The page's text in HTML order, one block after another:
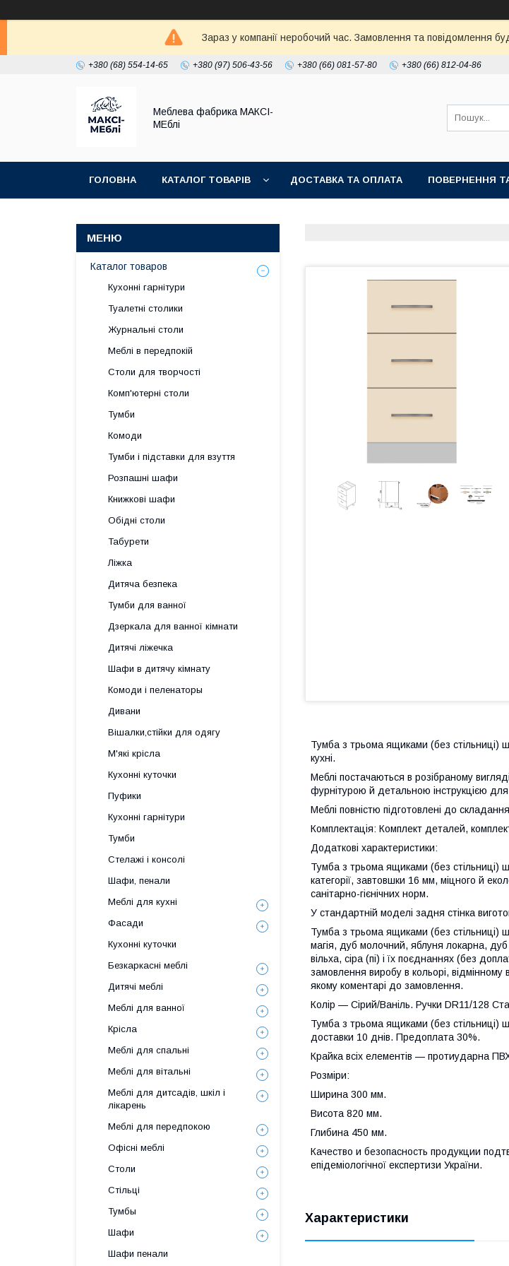
Зараз у компанії неробочий час. Замовлення та повідомлення
+380 (68) 554-14-65 +380 (97) 506-43-56 +380 (66) 081-57-80 +380 (66) 812-04-86
Меблева фабрика МАКСІ-
МЕблі
ГОЛОВНА КАТАЛОГ ТОВАРІВ ДОСТАВКА ТА ОПЛАТА ПОВЕРНЕННЯ
Тумба з трьома ящиками (без
кухні.
Меблі постачаються в розібраному
фурнітурою й детальною інструкцією
Меблі повністю підготовлені до
Комплектація: Комплект деталей,
Додаткові характеристики:
Тумба з трьома ящиками (без
категорії, завтовшки 16 мм, міцного й
санітарно-гієнічних норм.
У стандартній моделі задня стінка
Тумба з трьома ящиками (без
магія, дуб молочний, яблуня локарна, дуб
вільха, сіра (пі) і їх поєднаннях (без
замовлення виробу в кольорі,
якому коментарі до замовлення.
Колір — Сірий/Ваніль. Ручки DR11/128
Тумба з трьома ящиками (без стільниці)
доставки 10 днів. Предоплата 30%.
Крайка всіх елементів — протиударна
Розміри:
Ширина 300 мм.
Висота 820 мм.
Глибина 450 мм.
Качество и безопасность продукции
епідеміологічної експертизи України.
Характеристики
Каталог товаров
Кухонні гарнітури
Туалетні столики
Журнальні столи
Меблі в передпокій
Столи для творчості
Комп'ютерні столи
Тумби
Комоди
Тумби і підставки для взуття
Розпашні шафи
Книжкові шафи
Обідні столи
Табурети
Ліжка
Дитяча безпека
Тумби для ванної
Дзеркала для ванної кімнати
Дитячі ліжечка
Шафи в дитячу кімнату
Комоди і пеленаторы
Дивани
Вішалки,стійки для одягу
М'які крісла
Кухонні куточки
Пуфики
Кухонні гарнітури
Тумби
Стелажі і консолі
Шафи, пенали
Меблі для кухні
Фасади
Кухонні куточки
Безкаркасні меблі
Дитячі меблі
Меблі для ванної
Крісла
Меблі для спальні
Меблі для вітальні
Меблі для дитсадів, шкіл і
лікарень
Меблі для передпокою
Офісні меблі
Столи
Стільці
Тумбы
Шафи
Шафи пенали